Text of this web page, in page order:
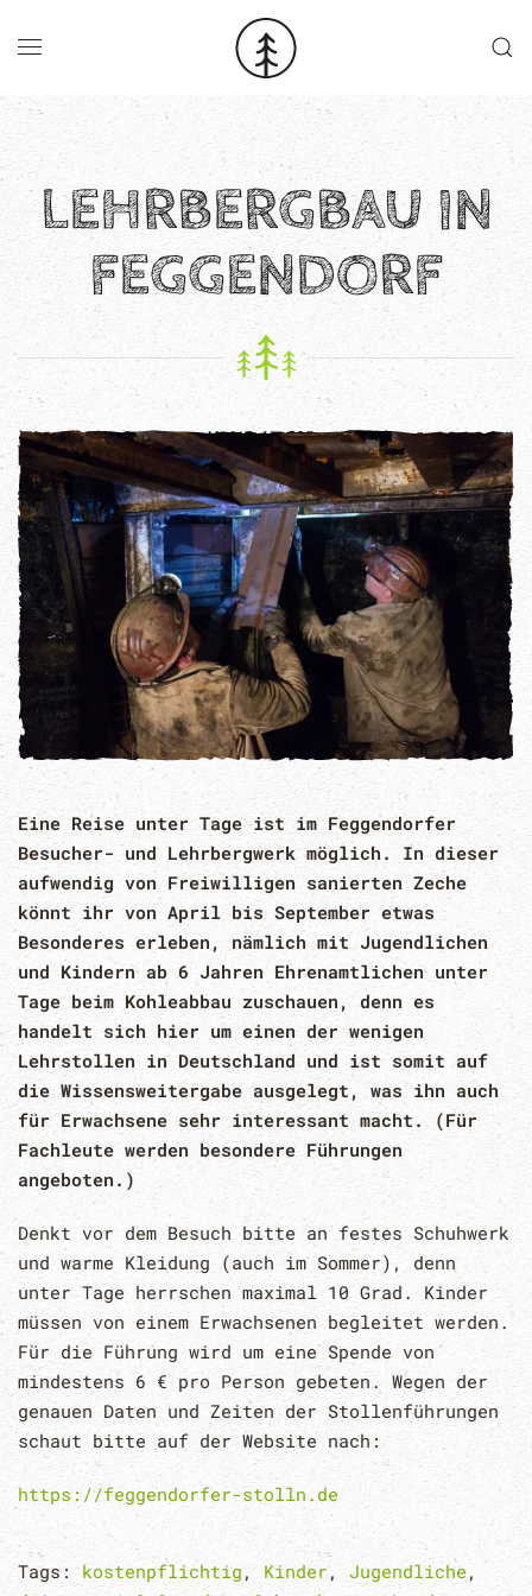
Skip to main content
LEHRBERGBAU IN
FEGGENDORF
Eine Reise unter Tage ist im Feggendorfer
Besucher- und Lehrbergwerk möglich. In dieser
aufwendig von Freiwilligen sanierten Zeche
könnt ihr von April bis September etwas
Besonderes erleben, nämlich mit Jugendlichen
und Kindern ab 6 Jahren Ehrenamtlichen unter
Tage beim Kohleabbau zuschauen, denn es
handelt sich hier um einen der wenigen
Lehrstollen in Deutschland und ist somit auf
die Wissensweitergabe ausgelegt, was ihn auch
für Erwachsene sehr interessant macht. (Für
Fachleute werden besondere Führungen
angeboten.)
Denkt vor dem Besuch bitte an festes Schuhwerk
und warme Kleidung (auch im Sommer), denn
unter Tage herrschen maximal 10 Grad. Kinder
müssen von einem Erwachsenen begleitet werden.
Für die Führung wird um eine Spende von
mindestens 6 € pro Person gebeten. Wegen der
genauen Daten und Zeiten der Stollenführungen
schaut bitte auf der Website nach:
https://feggendorfer-stolln.de
Tags:kostenpflichtig , Kinder, Jugendliche ,